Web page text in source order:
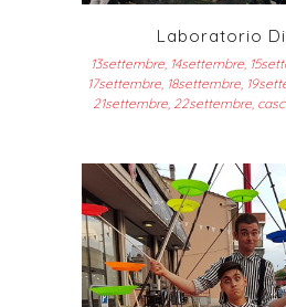
Laboratorio
13settembre, 14settembre,
17settembre, 18settembre,
21settembre, 22settembre,